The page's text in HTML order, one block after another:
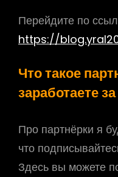
Перейдите по
https://
Что такое
заработаете
Про партнёрки я
что
Здесь вы можете